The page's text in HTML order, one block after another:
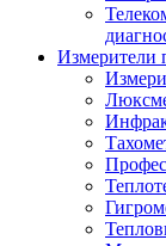
Измерители